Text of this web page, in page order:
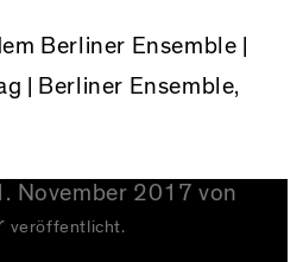
Berliner Ensemble |
| Berliner Ensemble,
November 2017 von
veröffentlicht.